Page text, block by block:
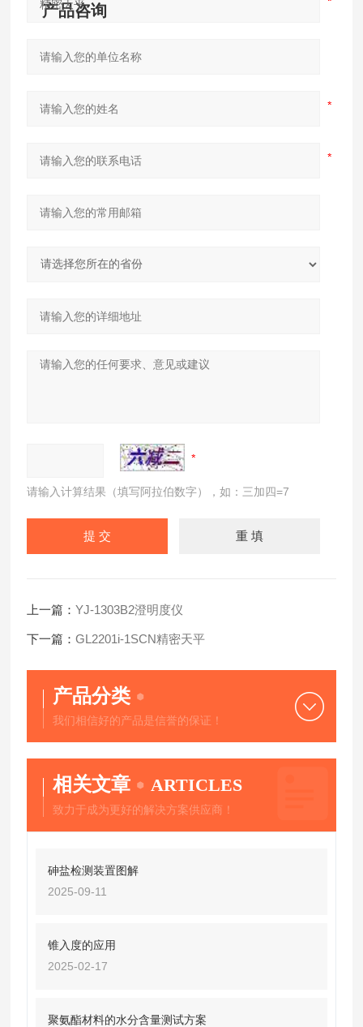
产品咨询
请输入计算结果（填写阿拉伯数字），如：三加四=7
上一篇：YJ-1303B2澄明度仪
下一篇：GL2201i-1SCN精密天平
产品分类
我们相信好的产品是信誉的保证！
相关文章 ARTICLES
致力于成为更好的解决方案供应商！
砷盐检测装置图解
2025-09-11
锥入度的应用
2025-02-17
聚氨酯材料的水分含量测试方案